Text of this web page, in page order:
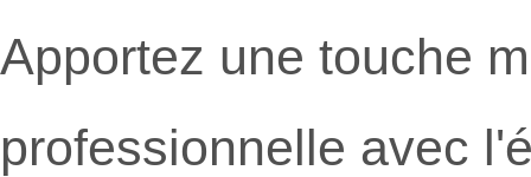
Apportez une touche
professionnelle avec